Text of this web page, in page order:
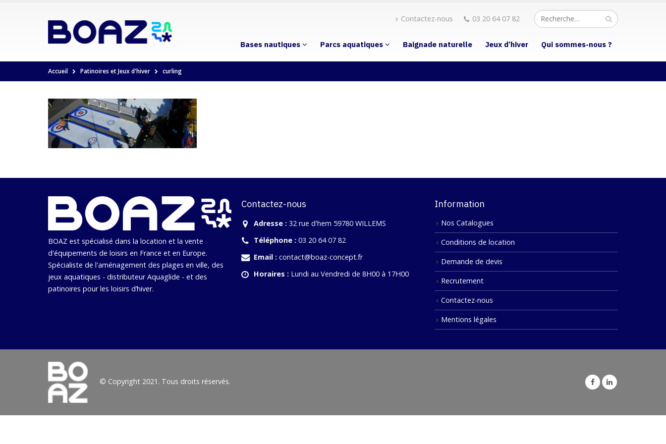
Contactez-nous 03 20 64 07 82
Bases nautiques Parcs aquatiques Baignade naturelle Jeux d’hiver Qui sommes-nous ?
Accueil Patinoires et Jeux d'hiver curling
BOAZ est spécialisé dans la location et la vente
d'équipements de loisirs en France et en Europe.
Spécialiste de l'aménagement des plages en ville, des
jeux aquatiques - distributeur Aquaglide - et des
patinoires pour les loisirs d’hiver.
Contactez-nous
Adresse : 32 rue d'hem 59780 WILLEMS
Téléphone : 03 20 64 07 82
Email : contact@boaz-concept.fr
Horaires : Lundi au Vendredi de 8H00 à 17H00
Information
Nos Catalogues
Conditions de location
Demande de devis
Recrutement
Contactez-nous
Mentions légales
© Copyright 2021. Tous droits réservés.